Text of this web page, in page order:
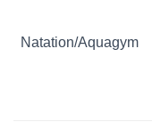
Natation/Aquagym